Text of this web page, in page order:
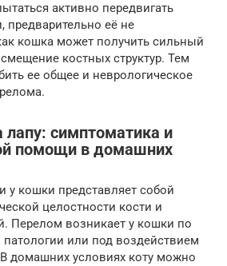
активно передвигать
предварительно её не
кошка может получить сильный
костных структур. Тем
ее общее и неврологическое
симптоматика и
помощи в домашних
у кошки представляет собой
целостности кости и
Перелом возникает у кошки по
или под воздействием
домашних условиях коту можно